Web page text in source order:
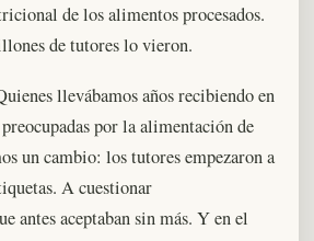
de los alimentos procesados.
de tutores lo vieron.
llevábamos años recibiendo en
por la alimentación de
un cambio: los tutores empezaron a
A cuestionar
antes aceptaban sin más. Y en el